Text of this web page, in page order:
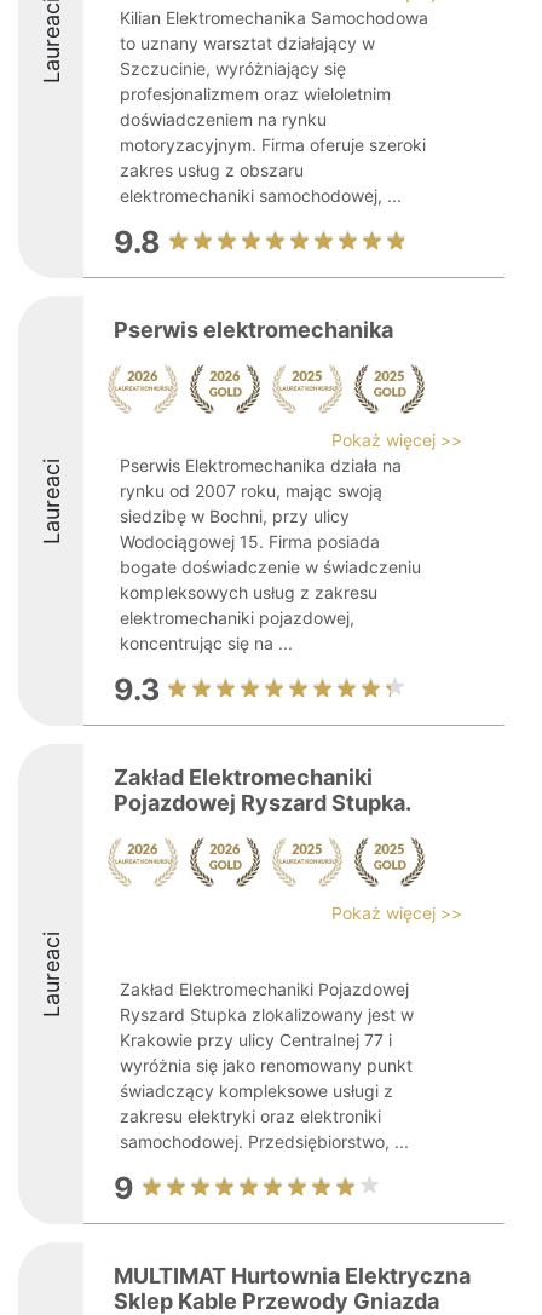
Laureaci
Kilian Elektromechanika Samochodowa
to uznany warsztat działający w
Szczucinie, wyróżniający się
profesjonalizmem oraz wieloletnim
doświadczeniem na rynku
motoryzacyjnym. Firma oferuje szeroki
zakres usług z obszaru
elektromechaniki samochodowej, ...
9.8
Laureaci
Pserwis elektromechanika
Pokaż więcej >>
Pserwis Elektromechanika działa na
rynku od 2007 roku, mając swoją
siedzibę w Bochni, przy ulicy
Wodociągowej 15. Firma posiada
bogate doświadczenie w świadczeniu
kompleksowych usług z zakresu
elektromechaniki pojazdowej,
koncentrując się na ...
9.3
Laureaci
Zakład Elektromechaniki
Pojazdowej Ryszard Stupka.
Pokaż więcej >>
Zakład Elektromechaniki Pojazdowej
Ryszard Stupka zlokalizowany jest w
Krakowie przy ulicy Centralnej 77 i
wyróżnia się jako renomowany punkt
świadczący kompleksowe usługi z
zakresu elektryki oraz elektroniki
samochodowej. Przedsiębiorstwo, ...
9
MULTIMAT Hurtownia Elektryczna
Sklep Kable Przewody Gniazda